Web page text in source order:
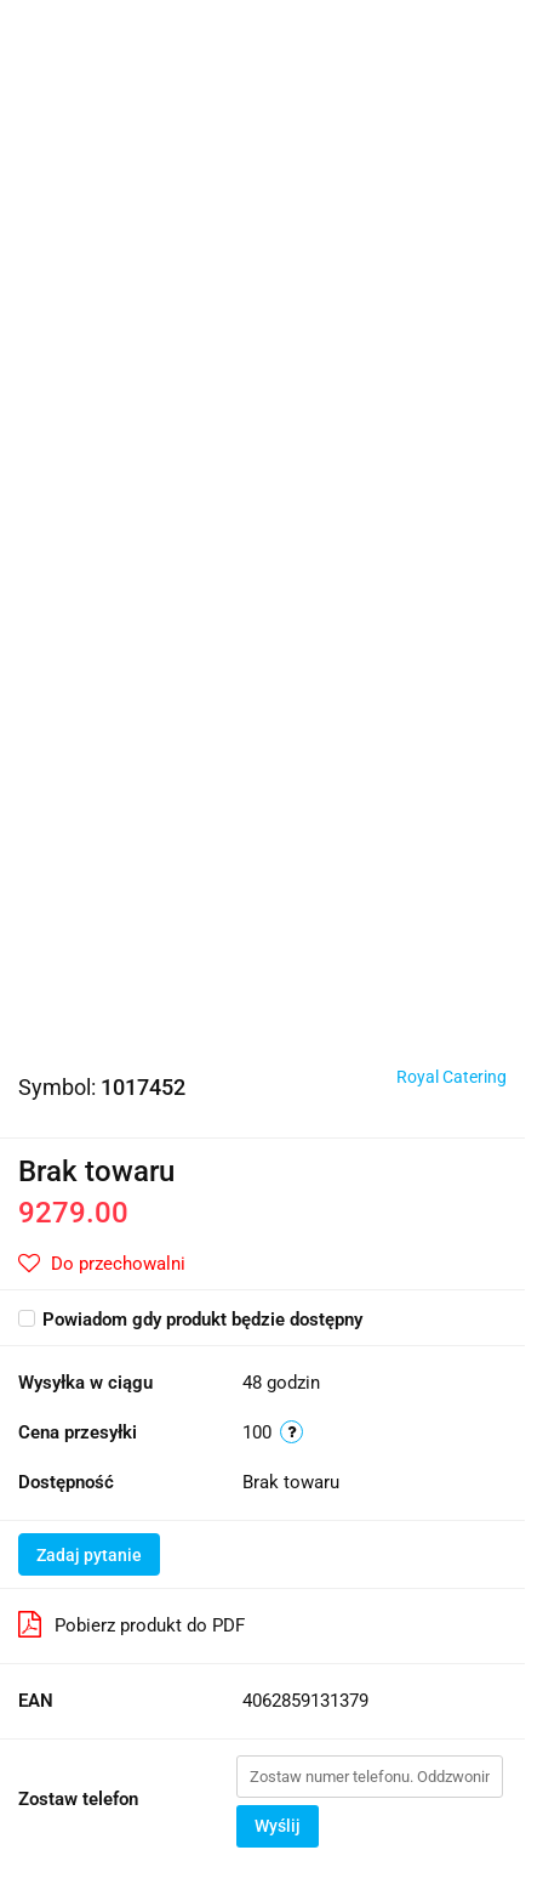
Symbol: 1017452 Royal Catering
Brak towaru
9279.00
Do przechowalni
Powiadom gdy produkt będzie dostępny
Wysyłka w ciągu 48 godzin
Cena przesyłki 100
Dostępność Brak towaru
Zadaj pytanie
Pobierz produkt do PDF
EAN 4062859131379
Zostaw telefon
Wyślij